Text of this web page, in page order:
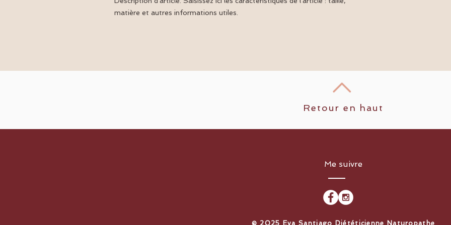
matière et autres informations utiles.
Retour en haut
Me suivre
​© 2025 Eva Santiago Diététicienne Naturopathe